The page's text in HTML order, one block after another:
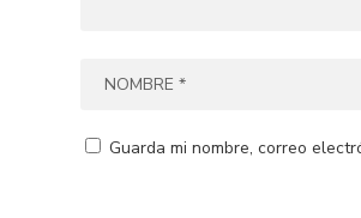
Guarda mi nombre, correo